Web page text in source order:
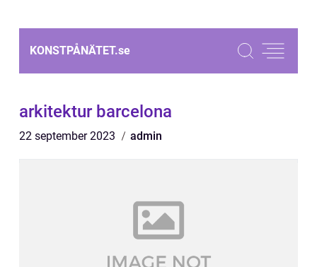
KONSTPÅNÄTET.se
arkitektur barcelona
22 september 2023 admin